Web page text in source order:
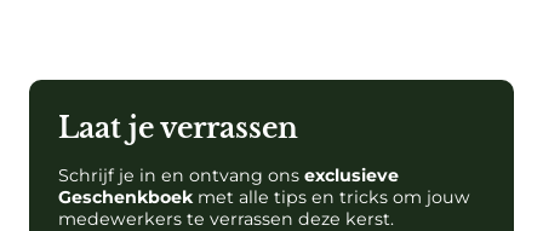
Laat je verrassen
Schrijf je in en ontvang ons exclusieve
Geschenkboek met alle tips en tricks om jouw
medewerkers te verrassen deze kerst.